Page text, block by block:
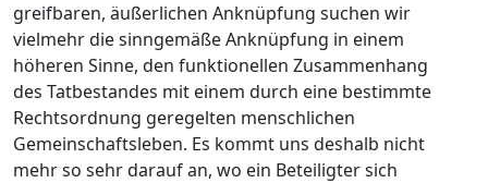
greifbaren, äußerlichen Anknüpfung suchen wir
vielmehr die sinngemäße Anknüpfung in einem
höheren Sinne, den funktionellen Zusammenhang
des Tatbestandes mit einem durch eine bestimmte
Rechtsordnung geregelten menschlichen
Gemeinschaftsleben. Es kommt uns deshalb nicht
mehr so sehr darauf an, wo ein Beteiligter sich